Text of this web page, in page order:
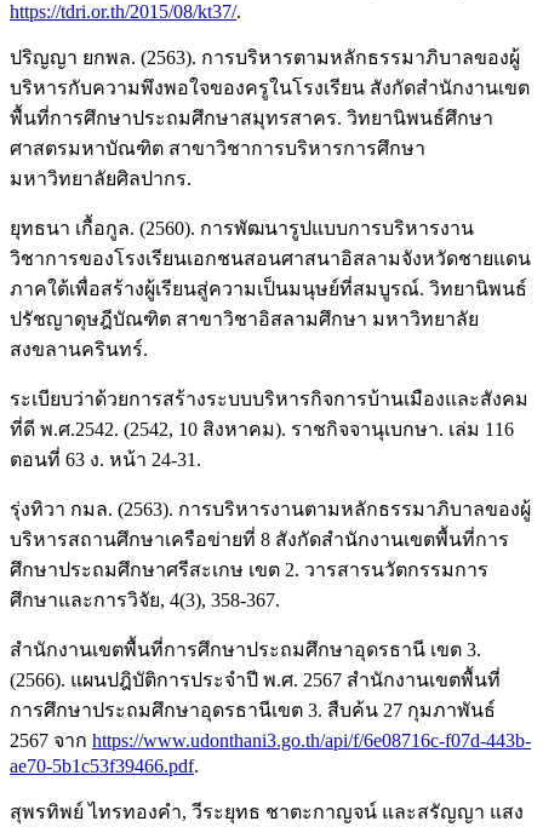
https://tdri.or.th/2015/08/kt37/.
ปริญญา ยกพล. (2563). การบริหารตามหลักธรรมาภิบาลของผู้
บริหารกับความพึงพอใจของครูในโรงเรียน สังกัดสำนักงานเขต
พื้นที่การศึกษาประถมศึกษาสมุทรสาคร. วิทยานิพนธ์ศึกษา
ศาสตรมหาบัณฑิต สาขาวิชาการบริหารการศึกษา
มหาวิทยาลัยศิลปากร.
ยุทธนา เกื้อกูล. (2560). การพัฒนารูปแบบการบริหารงาน
วิชาการของโรงเรียนเอกชนสอนศาสนาอิสลามจังหวัดชายแดน
ภาคใต้เพื่อสร้างผู้เรียนสู่ความเป็นมนุษย์ที่สมบูรณ์. วิทยานิพนธ์
ปรัชญาดุษฎีบัณฑิต สาขาวิชาอิสลามศึกษา มหาวิทยาลัย
สงขลานครินทร์.
ระเบียบว่าด้วยการสร้างระบบบริหารกิจการบ้านเมืองและสังคม
ที่ดี พ.ศ.2542. (2542, 10 สิงหาคม). ราชกิจจานุเบกษา. เล่ม 116
ตอนที่ 63 ง. หน้า 24-31.
รุ่งทิวา กมล. (2563). การบริหารงานตามหลักธรรมาภิบาลของผู้
บริหารสถานศึกษาเครือข่ายที่ 8 สังกัดสำนักงานเขตพื้นที่การ
ศึกษาประถมศึกษาศรีสะเกษ เขต 2. วารสารนวัตกรรมการ
ศึกษาและการวิจัย, 4(3), 358-367.
สำนักงานเขตพื้นที่การศึกษาประถมศึกษาอุดรธานี เขต 3.
(2566). แผนปฎิบัติการประจำปี พ.ศ. 2567 สำนักงานเขตพื้นที่
การศึกษาประถมศึกษาอุดรธานีเขต 3. สืบค้น 27 กุมภาพันธ์
2567 จาก https://www.udonthani3.go.th/api/f/6e08716c-f07d-443b-
ae70-5b1c53f39466.pdf.
สุพรทิพย์ ไทรทองคำ, วีระยุทธ ชาตะกาญจน์ และสรัญญา แสง